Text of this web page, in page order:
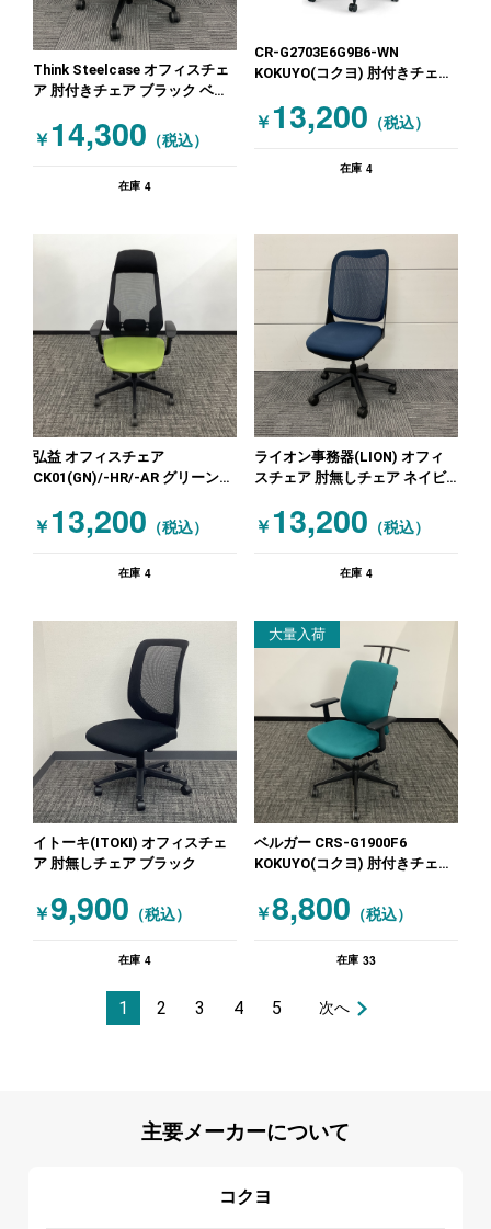
Think Steelcase オフィスチェ
ア 肘付きチェア ブラック ベー
￥ 14,300 （税込）
在庫 4
CR-G2703E6G9B6-WN
KOKUYO(コクヨ) 肘付きチェア
￥ 13,200 （税込）
在庫 4
弘益 オフィスチェア
CK01(GN)/-HR/-AR グリーン
￥ 13,200 （税込）
在庫 4
ライオン事務器(LION) オフィ
スチェア 肘無しチェア ネイビ
￥ 13,200 （税込）
在庫 4
イトーキ(ITOKI) オフィスチェ
ア 肘無しチェア ブラック
￥9,900 （税込）
在庫 4
大量入荷
ベルガー CRS-G1900F6
KOKUYO(コクヨ) 肘付きチェア
￥8,800 （税込）
在庫 33
1 2 3 4 5 次へ
主要メーカーについて
コクヨ